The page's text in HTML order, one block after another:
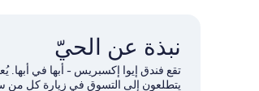
نبذة عن الحيّ
تقع فندق إيوا إكسبريس - أبها في أبها.